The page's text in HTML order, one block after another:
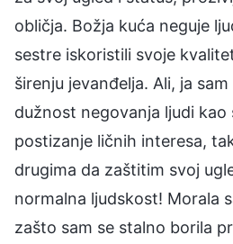
obličja. Božja kuća neguje
sestre iskoristili svoje
širenju jevanđelja. Ali, ja
dužnost negovanja ljudi kao
postizanje ličnih interesa,
drugima da zaštitim svoj
normalna ljudskost! Morala
zašto sam se stalno borila